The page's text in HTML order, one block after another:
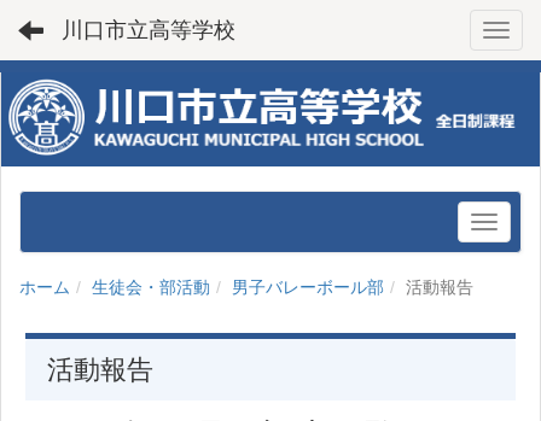
川口市立高等学校
ホーム 生徒会・部活動 男子バレーボール部 活動報告
活動報告